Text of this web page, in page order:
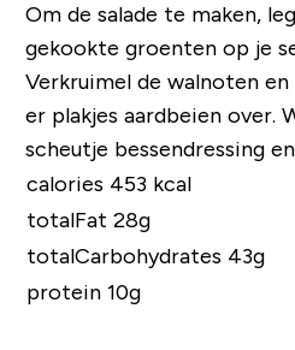
Om de salade te maken,
gekookte groenten op je
Verkruimel de walnoten
er plakjes aardbeien over.
scheutje bessendressing
calories 453 kcal
totalFat 28g
totalCarbohydrates 43g
protein 10g